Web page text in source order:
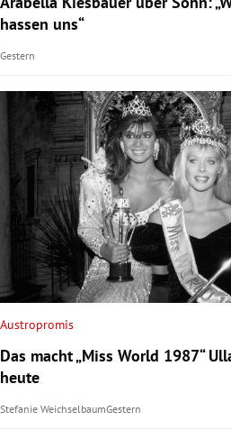
hassen uns“
Gestern
Austropromis
Das macht „Miss World 1987“
heute
Stefanie WeichselbaumGestern